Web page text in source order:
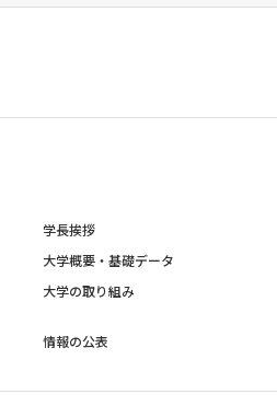
学長挨拶
大学概要・基礎データ
大学の取り組み
情報の公表